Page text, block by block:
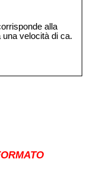
alla
velocità di ca.